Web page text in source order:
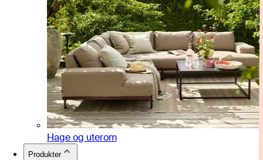
Hage og uterom
Produkter